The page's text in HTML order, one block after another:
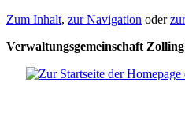
Zum Inhalt, zur Navigation oder
Verwaltungsgemeinschaft Zolling